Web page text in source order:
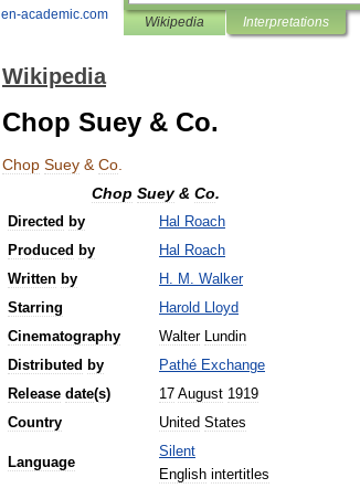
en-academic.com Wikipedia Interpretations
Wikipedia
Chop Suey & Co.
Chop Suey & Co
Chop Suey& Co.
Directed by Hal Roach
Produced by Hal Roach
Written by H. M . Walker
Starring
Harold Lloyd
Cinematography
Walter Lundin
Distributed by Pathé Exchange
Release date(s) 17 August 1919
Country
United States
Language
Silent
English intertitles